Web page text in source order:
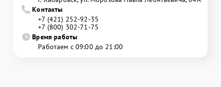
Контакты
+7 (421) 252-92-35
+7 (800) 302-71-75
Время работы
Работаем с 09:00 до 21:00